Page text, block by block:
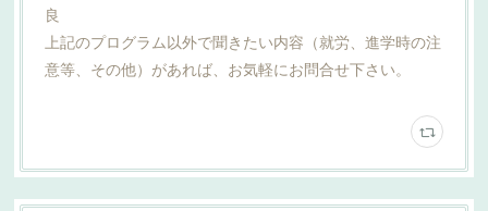
良
上記のプログラム以外で聞きたい内容（就労、進学時の注
意等、その他）があれば、お気軽にお問合せ下さい。